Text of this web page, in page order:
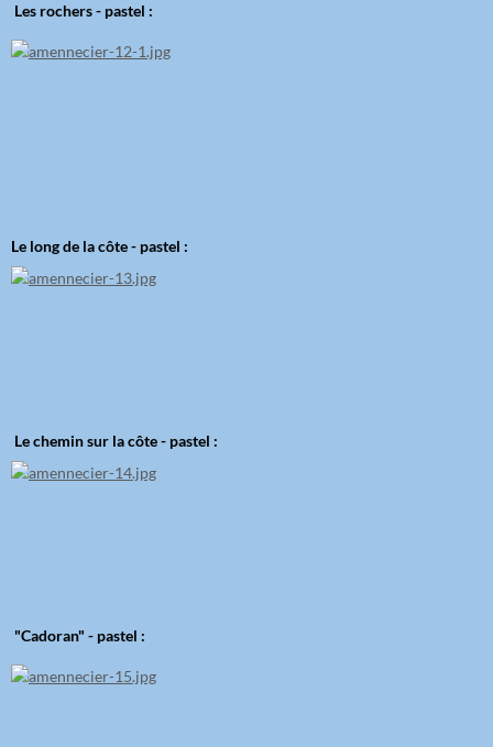
Les rochers - pastel :
Le long de la côte - pastel :
Le chemin sur la côte - pastel :
"Cadoran" - pastel :